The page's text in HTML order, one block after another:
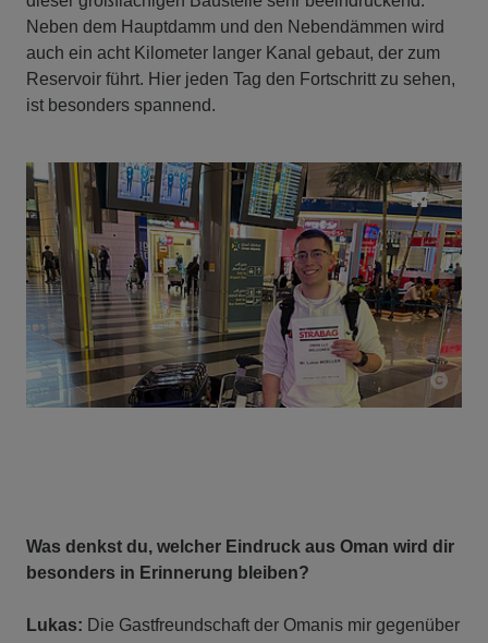
Neben dem Hauptdamm und den Nebendämmen wird
auch ein acht Kilometer langer Kanal gebaut, der zum
Reservoir führt. Hier jeden Tag den Fortschritt zu sehen,
ist besonders spannend.
Was denkst du, welcher Eindruck aus Oman wird dir
besonders in Erinnerung bleiben?
Lukas: Die Gastfreundschaft der Omanis mir gegenüber